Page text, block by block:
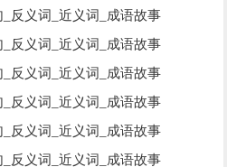
反义词_近义词_成语故事
反义词_近义词_成语故事
反义词_近义词_成语故事
反义词_近义词_成语故事
反义词_近义词_成语故事
反义词_近义词_成语故事